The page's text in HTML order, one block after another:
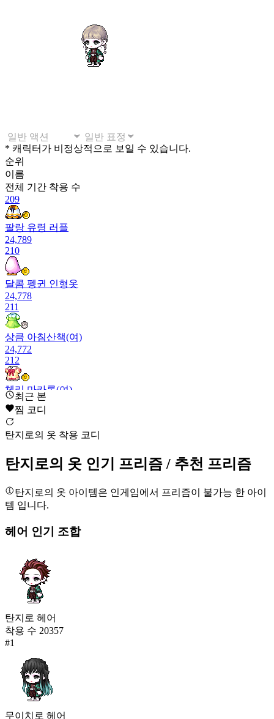
* 캐릭터가 비정상적으로 보일 수 있습니다.
순위
이름
전체 기간 착용 수
209
팔랑 유령 러플
24,789
210
달콤 펭귄 인형옷
24,778
211
상큼 아침산책(여)
24,772
212
체리 마카롱(여)
24,658
213
난빛 항아(여)
214
24,603
215
탄지로의 옷
미스터리 스펠(여)
24,512
빅풋 슈트
24,478
달의 고지(여)
24,469
최근 본
찜 코디
탄지로의 옷 착용 코디
탄지로의 옷 인기 프리즘 / 추천 프리즘
탄지로의 옷 아이템은 인게임에서 프리즘이 불가능 한 아이
템 입니다.
헤어 인기 조합
탄지로 헤어
착용 수 20357
#1
무이치로 헤어